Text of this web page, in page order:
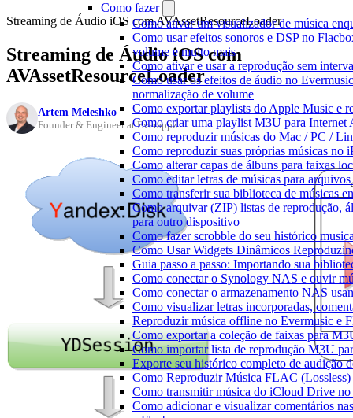
Como fazer
Como ativar um visualizador de música
Como usar efeitos sonoros e DSP no
volume e muito mais
Como ativar e usar a reprodução sem
Como usar os efeitos de áudio no
normalização de volume
Como exportar playlists do Apple Music e
Como criar uma playlist M3U para
Como reproduzir músicas do Mac / PC /
Como reproduzir suas próprias músicas no
Como alterar capas de álbuns para faixas
Como editar letras de músicas para
Como transferir sua biblioteca de músicas
Como arquivar (ZIP) listas de reprodução,
para outro dispositivo
Como fazer scrobble do seu histórico
Como Usar Widgets Dinâmicos
Guia passo a passo: Importando sua
Como conectar o Synology NAS e ouvir
Como conectar o armazenamento NAS
Como visualizar letras incorporadas,
Reproduzir música offline no Evermusic e
Como exportar a coleção de faixas para
Como importar lista de reprodução M3U
Exporte seu histórico completo de audição
Como Reproduzir Música FLAC
Como transmitir música do iCloud Drive
Como adicionar e visualizar comentários
Streaming de Áudio iOS com AVAssetResourceLoader
Streaming de Áudio iOS com
AVAssetResourceLoader
Artem Meleshko
Founder & Engineer at Everappz